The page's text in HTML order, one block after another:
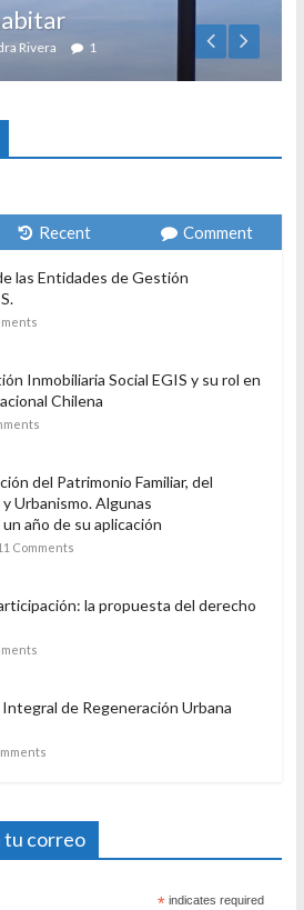
Rivera 1
Recent Comment
las Entidades de Gestión
Inmobiliaria Social EGIS y su rol en
Chilena
del Patrimonio Familiar, del
Urbanismo. Algunas
año de su aplicación
Comments
la propuesta del derecho
de Regeneración Urbana
tu correo
* indicates required